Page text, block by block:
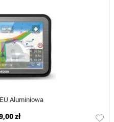
Aluminiowa
zł